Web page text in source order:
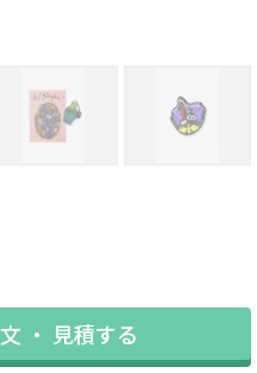
・ 見積する